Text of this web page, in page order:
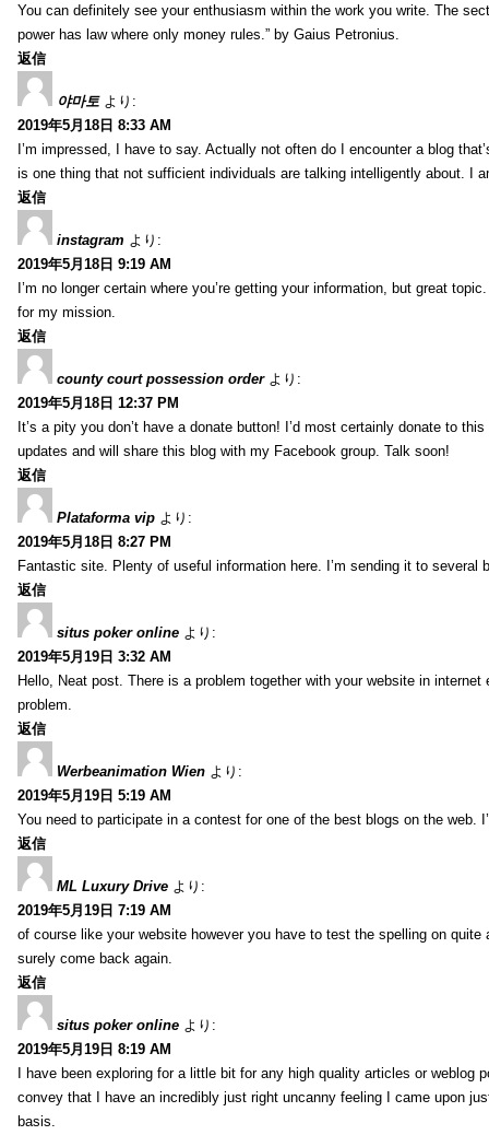
You can definitely see your enthusiasm within the work you write. The
power has law where only money rules.” by Gaius Petronius.
返信
야마토 より:
2019年5月18日 8:33 AM
I’m impressed, I have to say. Actually not often do I encounter a blog
is one thing that not sufficient individuals are talking intelligently about. I
返信
instagram より:
2019年5月18日 9:19 AM
I’m no longer certain where you’re getting your information, but great
for my mission.
返信
county court possession order より:
2019年5月18日 12:37 PM
It’s a pity you don’t have a donate button! I’d most certainly donate to
updates and will share this blog with my Facebook group. Talk soon!
返信
Plataforma vip より:
2019年5月18日 8:27 PM
Fantastic site. Plenty of useful information here. I’m sending it to
返信
situs poker online より:
2019年5月19日 3:32 AM
Hello, Neat post. There is a problem together with your website in
problem.
返信
Werbeanimation Wien より:
2019年5月19日 5:19 AM
You need to participate in a contest for one of the best blogs on the web.
返信
ML Luxury Drive より:
2019年5月19日 7:19 AM
of course like your website however you have to test the spelling on
surely come back again.
返信
situs poker online より:
2019年5月19日 8:19 AM
I have been exploring for a little bit for any high quality articles or
convey that I have an incredibly just right uncanny feeling I came upon
basis.